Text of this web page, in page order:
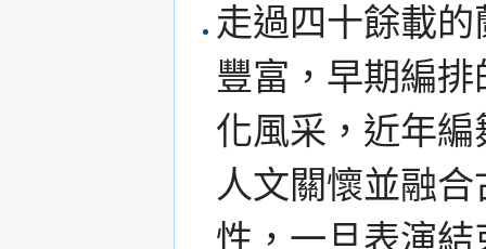
走過四十餘載
豐富，早期編
化風采，近年
人文關懷並融
性，一旦表演